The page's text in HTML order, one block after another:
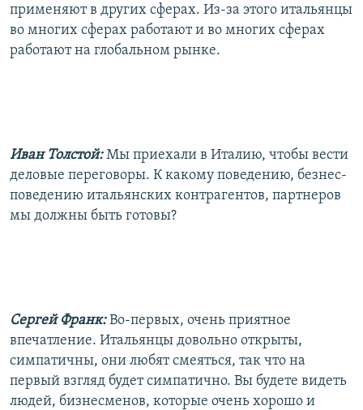
применяют в других сферах. Из-за этого итальянцы
во многих сферах работают и во многих сферах
работают на глобальном рынке.
Иван Толстой:Мы приехали в Италию, чтобы вести
деловые переговоры. К какому поведению, безнес-
поведению итальянских контрагентов, партнеров
мы должны быть готовы?
Сергей Франк:Во-первых, очень приятное
впечатление. Итальянцы довольно открыты,
симпатичны, они любят смеяться, так что на
первый взгляд будет симпатично. Вы будете видеть
людей, бизнесменов, которые очень хорошо и